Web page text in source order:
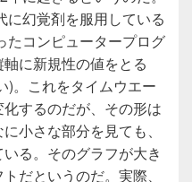
幻覚剤を服用している
たコンピュータープログ
に新規性の値をとる
)。これをタイムウエー
するのだが、その形は
小さな部分を見ても、
る。そのグラフが大き
だというのだ。実際、